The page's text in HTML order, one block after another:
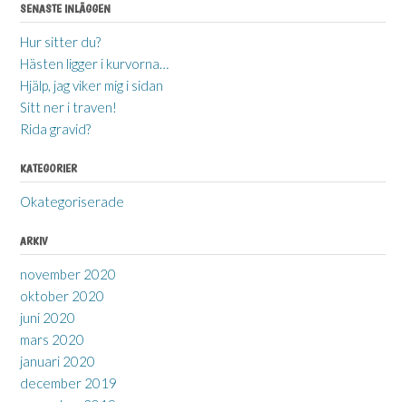
SENASTE INLÄGGEN
Hur sitter du?
Hästen ligger i kurvorna…
Hjälp, jag viker mig i sidan
Sitt ner i traven!
Rida gravid?
KATEGORIER
Okategoriserade
ARKIV
november 2020
oktober 2020
juni 2020
mars 2020
januari 2020
december 2019